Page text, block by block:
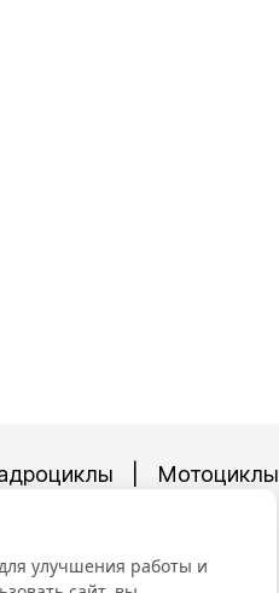
Мотоциклы
8 (4872) 57-30-90
улучшения работы и